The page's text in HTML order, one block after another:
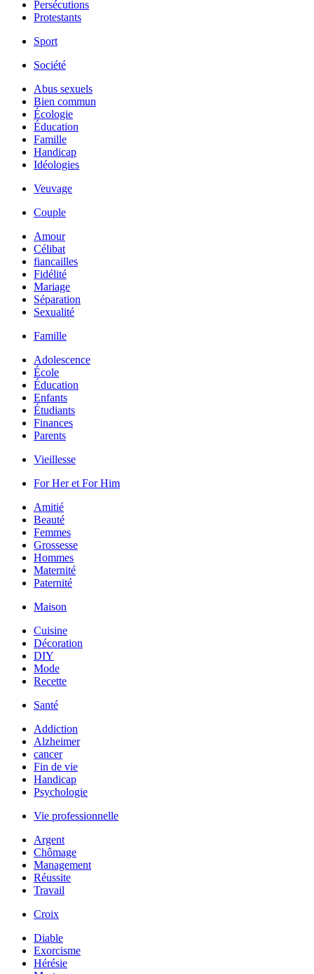
Persécutions
Protestants
Sport
Société
Abus sexuels
Bien commun
Écologie
Éducation
Famille
Handicap
Idéologies
Veuvage
Couple
Amour
Célibat
fiancailles
Fidélité
Mariage
Séparation
Sexualité
Famille
Adolescence
École
Éducation
Enfants
Étudiants
Finances
Parents
Vieillesse
For Her et For Him
Amitié
Beauté
Femmes
Grossesse
Hommes
Maternité
Paternité
Maison
Cuisine
Décoration
DIY
Mode
Recette
Santé
Addiction
Alzheimer
cancer
Fin de vie
Handicap
Psychologie
Vie professionnelle
Argent
Chômage
Management
Réussite
Travail
Croix
Diable
Exorcisme
Hérésie